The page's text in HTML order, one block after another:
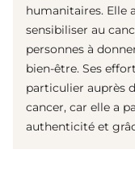
humanitaires. Elle
sensibiliser au
personnes à
bien-être. Ses
particulier auprès
cancer, car elle a
authenticité et